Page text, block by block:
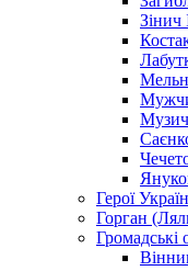
Зінич
Герої
Горган
Громадські